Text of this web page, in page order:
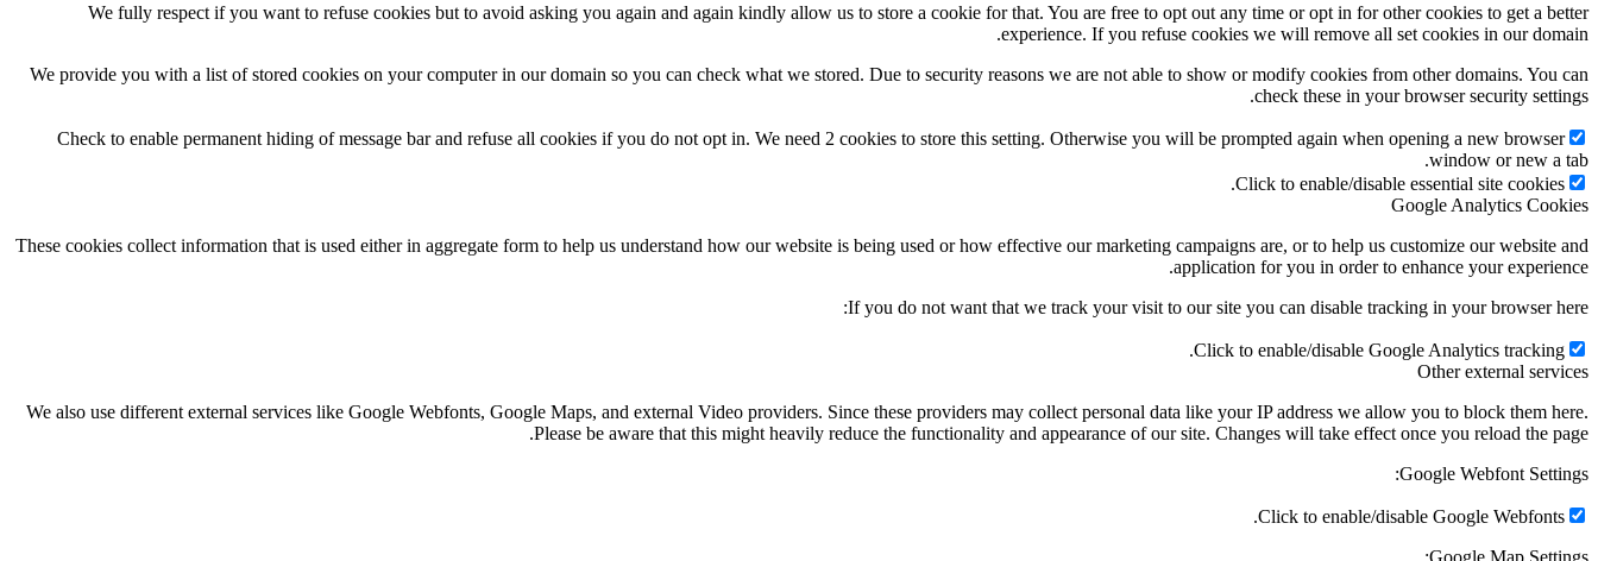
We fully respect if you want to refuse cookies but to avoid asking you again and again kindly allow us to store a cookie for that. You are free to opt out any time or opt in for other cookies to get a better
experience. If you refuse cookies we will remove all set cookies in our domain.
We provide you with a list of stored cookies on your computer in our domain so you can check what we stored. Due to security reasons we are not able to show or modify cookies from other domains. You can
check these in your browser security settings.
Check to enable permanent hiding of message bar and refuse all cookies if you do not opt in. We need 2 cookies to store this setting. Otherwise you will be prompted again when opening a new browser
window or new a tab.
Click to enable/disable essential site cookies.
Google Analytics Cookies
These cookies collect information that is used either in aggregate form to help us understand how our website is being used or how effective our marketing campaigns are, or to help us customize our website and
application for you in order to enhance your experience.
If you do not want that we track your visit to our site you can disable tracking in your browser here:
Click to enable/disable Google Analytics tracking.
Other external services
We also use different external services like Google Webfonts, Google Maps, and external Video providers. Since these providers may collect personal data like your IP address we allow you to block them here.
Please be aware that this might heavily reduce the functionality and appearance of our site. Changes will take effect once you reload the page.
Google Webfont Settings:
Click to enable/disable Google Webfonts.
Google Map Settings: